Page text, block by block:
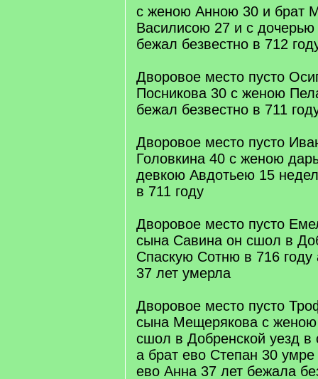
с женою Анною 30 и брат
Василисою 27 и с
бежал безвестно в 712
Дворовое место пусто
Посникова 30 с женою
бежал безвестно в 711
Дворовое место пусто
Головкина 40 с женою
девкою Авдотьею 15
в 711 году
Дворовое место пусто
сына Савина он сшол в
Спаскую Сотню в 716
37 лет умерла
Дворовое место пусто
сына Мещерякова с
сшол в Добренской уезд в
а брат ево Степан 30
ево Анна 37 лет бежала